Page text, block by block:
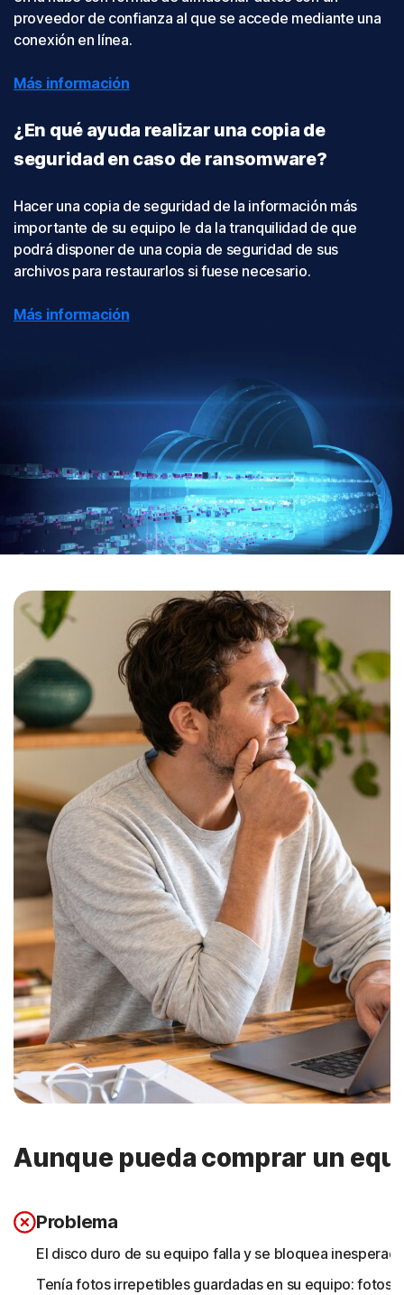
proveedor de confianza al que se accede mediante una
conexión en línea.
Más información
¿En qué ayuda realizar una copia de
seguridad en caso de ransomware?
Hacer una copia de seguridad de la información más
importante de su equipo le da la tranquilidad de que
podrá disponer de una copia de seguridad de sus
archivos para restaurarlos si fuese necesario.
Más información
Aunque pueda comprar un
Problema
El disco duro de su equipo falla y se bloquea
Tenía fotos irrepetibles guardadas en su equipo: fotos